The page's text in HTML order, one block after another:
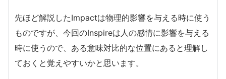
先ほど解説したImpactは物理的影響を与える時に使う
ものですが、今回のInspireは人の感情に影響を与える
時に使うので、ある意味対比的な位置にあると理解し
ておくと覚えやすいかと思います。